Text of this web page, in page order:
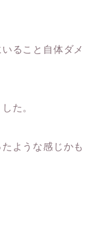
ること自体ダメ
た。
ような感じかも